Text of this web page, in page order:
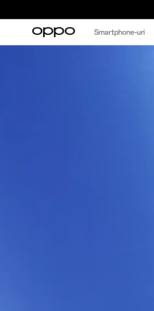
Smartphone-uri